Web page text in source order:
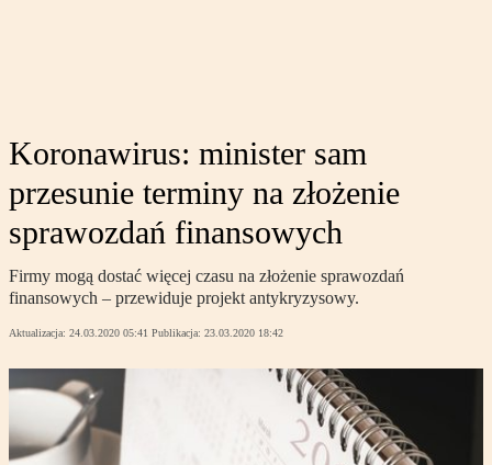
Koronawirus: minister sam
przesunie terminy na złożenie
sprawozdań finansowych
Firmy mogą dostać więcej czasu na złożenie sprawozdań
finansowych – przewiduje projekt antykryzysowy.
Aktualizacja: 24.03.2020 05:41 Publikacja: 23.03.2020 18:42